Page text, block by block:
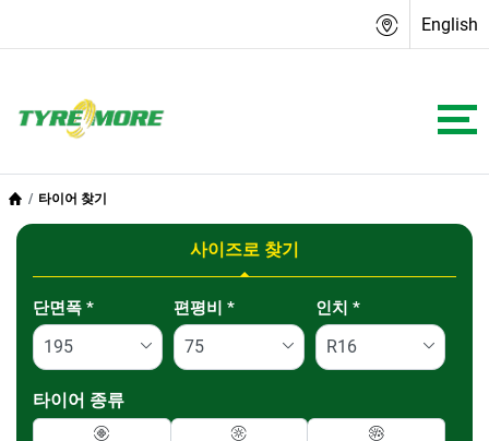
English
타이어 찾기
사이즈로 찾기
Tab updated: 사이즈로 찾기
단면폭 * 편평비* 인치 *
타이어 종류